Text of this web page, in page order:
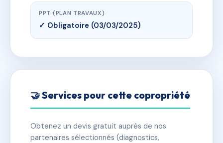
PPT (PLAN TRAVAUX)
✓ Obligatoire (03/03/2025)
🤝 Services pour cette copropriété
Obtenez un devis gratuit auprès de nos
partenaires sélectionnés (diagnostics,